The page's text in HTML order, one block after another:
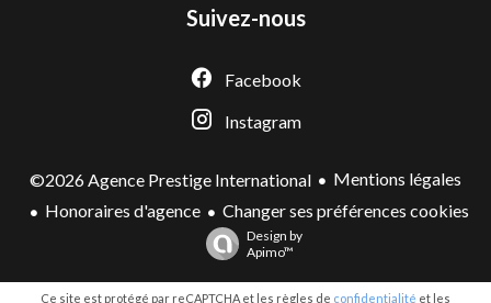
Suivez-nous
Facebook
Instagram
©2026 Agence Prestige International
Mentions légales
Honoraires d'agence
Changer ses préférences cookies
Design by
Apimo™
Ce site est protégé par reCAPTCHA et les règles de confidentialité et les